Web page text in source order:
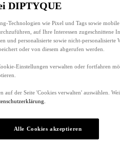
DIPTYQUE
Technologien wie Pixel und Tags sowie mobile
auf Ihre Interessen zugeschnittene
und personalisierte sowie nicht-personalisierte
oder von diesem abgerufen werden.
Einstellungen verwalten oder fortfahren
der Seite 'Cookies verwalten' auswählen.
Alle Cookies akzeptieren